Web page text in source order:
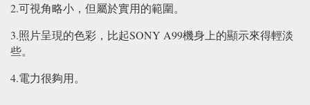
2.可視角略小，但屬於實用的範圍。
3.照片呈現的色彩，比起SONY A99機身上的顯示來得輕淡
些。
4.電力很夠用。